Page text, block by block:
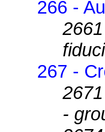
266 -
267 -
-